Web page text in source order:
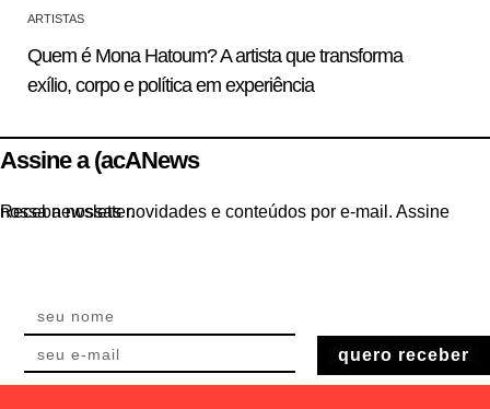
ARTISTAS
Quem é Mona Hatoum? A artista que transforma
exílio, corpo e política em experiência
Assine a (acANews
Receba nossas novidades e conteúdos por e-mail. Assine nossa newsletter.
quero receber